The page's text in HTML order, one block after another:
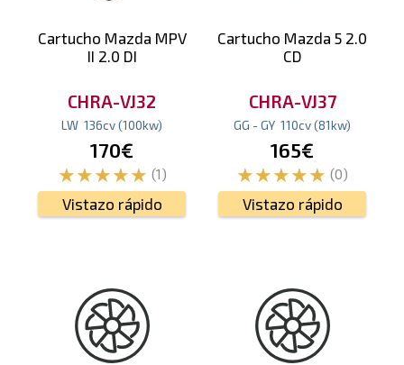
Cartucho Mazda MPV
II 2.0 DI
CHRA-VJ32
LW 136cv(100kw)
170€
(1)
Vistazo rápido
Cartucho Mazda 5 2.0
CD
CHRA-VJ37
GG - GY 110cv(81kw)
165€
(0)
Vistazo rápido